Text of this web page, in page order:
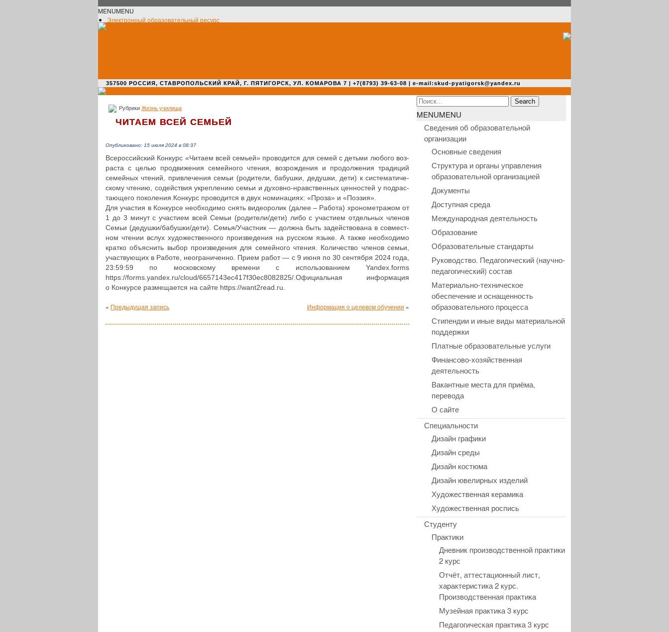
MENUMENU
Электронный образовательный ресурс
357500 РОССИЯ, СТАВРОПОЛЬСКИЙ КРАЙ, Г. ПЯТИГОРСК, УЛ. КОМАРОВА 7 | +7(8793) 39-63-08 | e-mail:skud-pyatigorsk@yandex.ru
Рубрики Жизнь училища
ЧИТАЕМ ВСЕЙ СЕМЬЕЙ
Опубликовано: 15 июля 2024 в 08:37
Все­рос­сий­ский Конкурс «Читаем всей семьей» про­во­дит­ся для семей с детьми любого воз­
рас­та с целью про­дви­же­ния семей­но­го чтения, воз­рож­де­ния и про­дол­же­ния тра­ди­ций
семей­ных чтений, при­вле­че­ния семьи (роди­те­ли, бабушки, дедушки, дети) к систе­ма­ти­че­
ско­му чтению, содей­ствия укреп­ле­нию семьи и духовно-нрав­ствен­ных цен­но­стей у под­рас­
та­ю­ще­го поколения.Конкурс про­во­дит­ся в двух номи­на­ци­ях: «Проза» и «Поэзия».
Для участия в Кон­кур­се необ­хо­ди­мо снять видео­ро­лик (далее – Работа) хро­но­мет­ра­жом от
1 до 3 минут с уча­сти­ем всей Семьи (родители/дети) либо с уча­сти­ем отдель­ных членов
Семьи (дедушки/бабушки/дети). Семья/Участник — должна быть задей­ство­ва­на в сов­мест­
ном чтении вслух худо­же­ствен­но­го про­из­ве­де­ния на русском языке. А также необ­хо­ди­мо
кратко объ­яс­нить выбор про­из­ве­де­ния для семей­но­го чтения. Коли­че­ство членов семьи,
участ­ву­ю­щих в Работе, неогра­ни­чен­но. Прием работ — с 9 июня по 30 сен­тяб­ря 2024 года,
23:59:59 по мос­ков­ско­му времени с исполь­зо­ва­ни­ем Yandex.forms
https://forms.yandex.ru/cloud/6657143ec417f30ec8082825/.Официальная инфор­ма­ция
о Кон­кур­се раз­ме­ща­ет­ся на сайте https://want2read.ru.
« Предыдущая запись Информация о целевом обучении »
Search
for:
MENUMENU
Сведения об образовательной
организации
Основные сведения
Структура и органы управления
образовательной организацией
Документы
Доступная среда
Международная деятельность
Образование
Образовательные стандарты
Руководство. Педагогический (научно-
педагогический) состав
Материально-техническое
обеспечение и оснащенность
образовательного процесса
Стипендии и иные виды материальной
поддержки
Платные образовательные услуги
Финансово-хозяйственная
деятельность
Вакантные места для приёма,
перевода
О сайте
Специальности
Дизайн графики
Дизайн среды
Дизайн костюма
Дизайн ювелирных изделий
Художественная керамика
Художественная роспись
Студенту
Практики
Дневник производственной практики
2 курс
Отчёт, аттестационный лист,
характеристика 2 курс.
Производственная практика
Музейная практика 3 курс
Педагогическая практика 3 курс